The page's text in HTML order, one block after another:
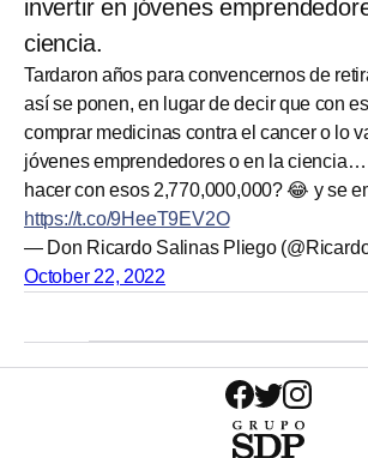
invertir en jóvenes
ciencia.
Tardaron años para convencernos de
así se ponen, en lugar de decir que con
comprar medicinas contra el cancer o lo
jóvenes emprendedores o en la
hacer con esos 2,770,000,000? 😂 y se
https://t.co/9HeeT9EV2O
— Don Ricardo Salinas Pliego
October 22, 2022